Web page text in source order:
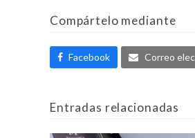
Compártelo mediante
Facebook Correo
Entradas relacionadas